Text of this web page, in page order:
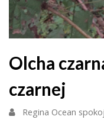
Olcha
czarnej
Regina Ocean